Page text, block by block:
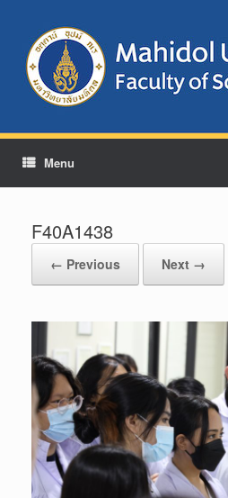
Menu
F40A1438
← Previous Next →